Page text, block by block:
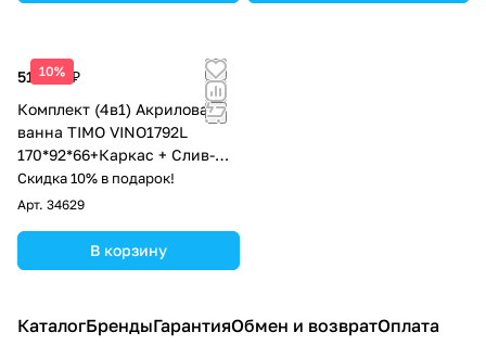
10%
51 800 ₽
Комплект (4в1) Акриловая
ванна TIMO VINO1792L
170*92*66+Каркас + Слив-
перелив+Фронтальная
панель
Скидка 10% в подарок!
Арт. 34629
В корзину
КаталогБрендыГарантияОбмен и возвратОплата